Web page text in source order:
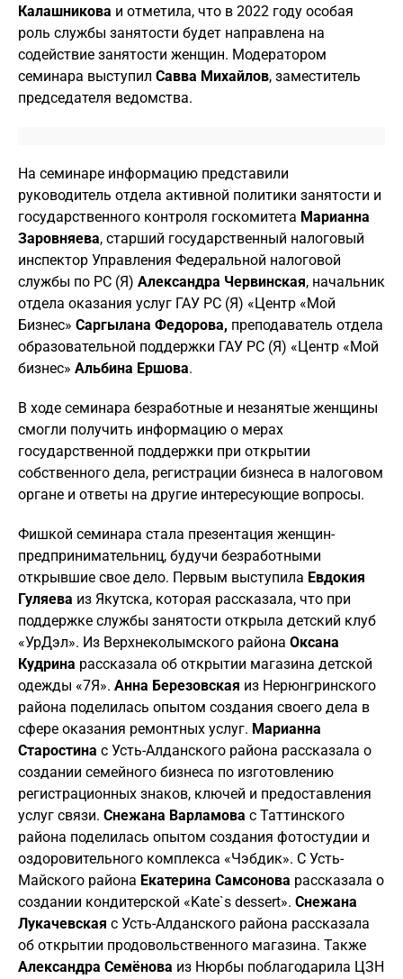
Калашникова и отметила, что в 2022 году особая
роль службы занятости будет направлена на
содействие занятости женщин. Модератором
семинара выступил Савва Михайлов, заместитель
председателя ведомства.
На семинаре информацию представили
руководитель отдела активной политики занятости и
государственного контроля госкомитета Марианна
Заровняева, старший государственный налоговый
инспектор Управления Федеральной налоговой
службы по РС (Я) Александра Червинская, начальник
отдела оказания услуг ГАУ РС (Я) «Центр «Мой
Бизнес» Саргылана Федорова, преподаватель отдела
образовательной поддержки ГАУ РС (Я) «Центр «Мой
бизнес» Альбина Ершова.
В ходе семинара безработные и незанятые женщины
смогли получить информацию о мерах
государственной поддержки при открытии
собственного дела, регистрации бизнеса в налоговом
органе и ответы на другие интересующие вопросы.
Фишкой семинара стала презентация женщин-
предпринимательниц, будучи безработными
открывшие свое дело. Первым выступила Евдокия
Гуляева из Якутска, которая рассказала, что при
поддержке службы занятости открыла детский клуб
«УрДэл». Из Верхнеколымского района Оксана
Кудрина рассказала об открытии магазина детской
одежды «7Я». Анна Березовская из Нерюнгринского
района поделилась опытом создания своего дела в
сфере оказания ремонтных услуг. Марианна
Старостина с Усть-Алданского района рассказала о
создании семейного бизнеса по изготовлению
регистрационных знаков, ключей и предоставления
услуг связи. Снежана Варламова с Таттинского
района поделилась опытом создания фотостудии и
оздоровительного комплекса «Чэбдик». С Усть-
Майского района Екатерина Самсонова рассказала о
создании кондитерской «Kate`s dessert». Снежана
Лукачевская с Усть-Алданского района рассказала
об открытии продовольственного магазина. Также
Александра Семёнова из Нюрбы поблагодарила ЦЗН